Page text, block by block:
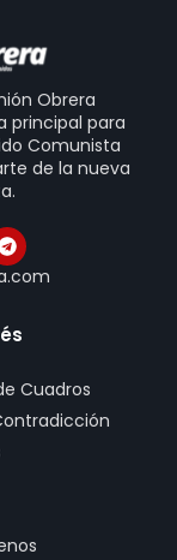
Obrera
principal para
Comunista
de la nueva
Cuadros